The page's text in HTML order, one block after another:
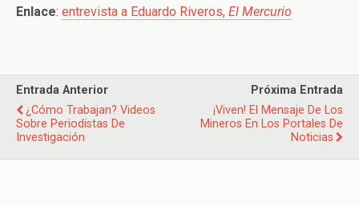
Enlace: entrevista a Eduardo Riveros, El Mercurio
Entrada Anterior
¿Cómo Trabajan? Videos
Sobre Periodistas De
Investigación
Próxima Entrada
¡Viven! El Mensaje De Los
Mineros En Los Portales De
Noticias